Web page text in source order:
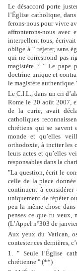
Le désaccord porte
l’Église catholique,
ferons-nous pour vivre
affronterons-nous avec
interpellent tous, écrivait
oblige à “ rejeter, sans
qui ne correspond pas
magistère ? ” Le pape
doctrine unique et
le magistère authentique
Le C.I.L., dans un cri
Rome le 20 août 2007,
de la curie, avait
catholiques
chrétiens qui se savent
monde et qu’elles
orthodoxie, à inciter les
leurs actes et qu’elles
responsables dans la
"La question, écrit le
celle de la place
continuent à
uniquement de répéter
peu la même chose
penses ce que tu veux,
(L’Appel n°303 de
Aux yeux du Vatican,
contester ces dernières,
1. " Seule l’Église
chrétienne " (**)